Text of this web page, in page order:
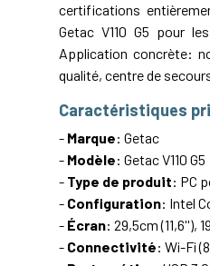
certifications
Getac V110 G5 pour
Application concrète:
qualité, centre de
Caractéristiques
- Marque: Getac
- Modèle: Getac V110 G5
- Type de produit: PC
- Configuration: Intel
- Écran: 29,5cm (11,6''),
- Connectivité: Wi-Fi